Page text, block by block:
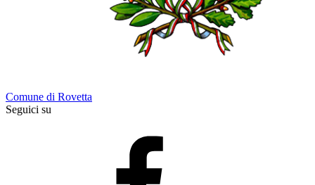
Comune di Rovetta
Seguici su